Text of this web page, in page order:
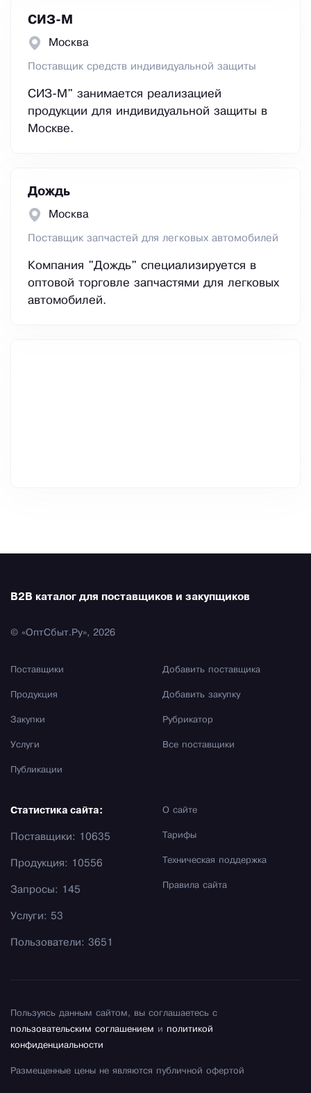
СИЗ-М
Москва
Поставщик средств индивидуальной защиты
СИЗ-М" занимается реализацией
продукции для индивидуальной защиты в
Москве.
Дождь
Москва
Поставщик запчастей для легковых автомобилей
Компания "Дождь" специализируется в
оптовой торговле запчастями для легковых
автомобилей.
B2B каталог для поставщиков и закупщиков
© «ОптСбыт.Ру», 2026
Поставщики
Продукция
Закупки
Услуги
Публикации
Добавить поставщика
Добавить закупку
Рубрикатор
Все поставщики
О сайте
Тарифы
Техническая поддержка
Правила сайта
Статистика сайта:
Поставщики: 10635
Продукция: 10556
Запросы: 145
Услуги: 53
Пользователи: 3651
Пользуясь данным сайтом, вы соглашаетесь с
пользовательским соглашением и политикой
конфиденциальности
Размещенные цены не являются публичной офертой